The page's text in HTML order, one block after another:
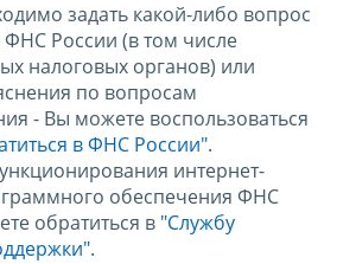
задать какой-либо вопрос
ФНС России (в том числе
налоговых органов) или
по вопросам
- Вы можете воспользоваться
в ФНС России".
интернет-
обеспечения ФНС
обратиться в "Службу